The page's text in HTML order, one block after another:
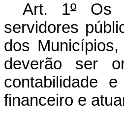
Art. 1ºOs
servidores
dos
deverão ser
contabilidade
financeiro e